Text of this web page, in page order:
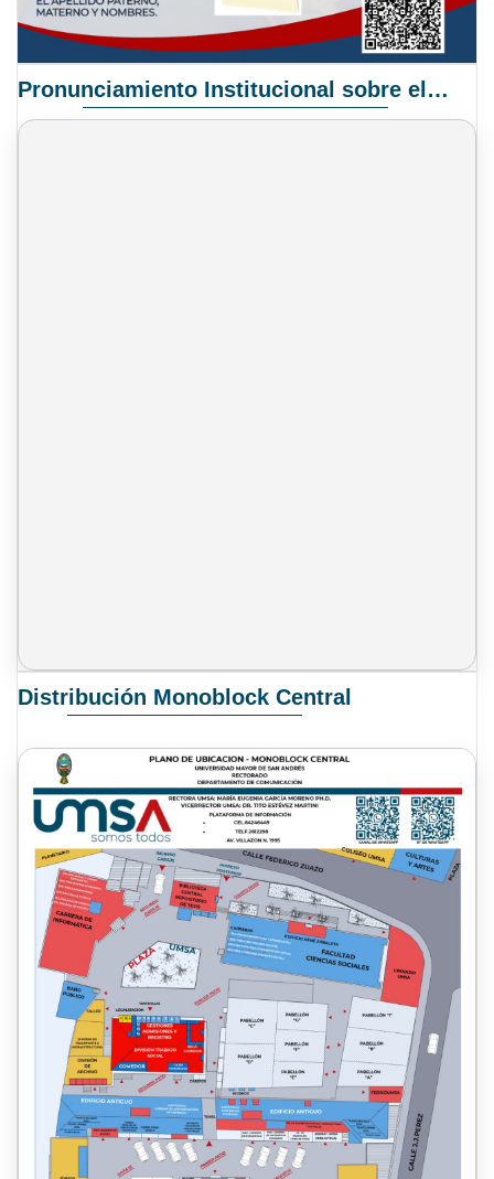
Pronunciamiento Institucional sobre el Proyecto de Ley N° 068/2025-2026 C.S.
Distribución Monoblock Central